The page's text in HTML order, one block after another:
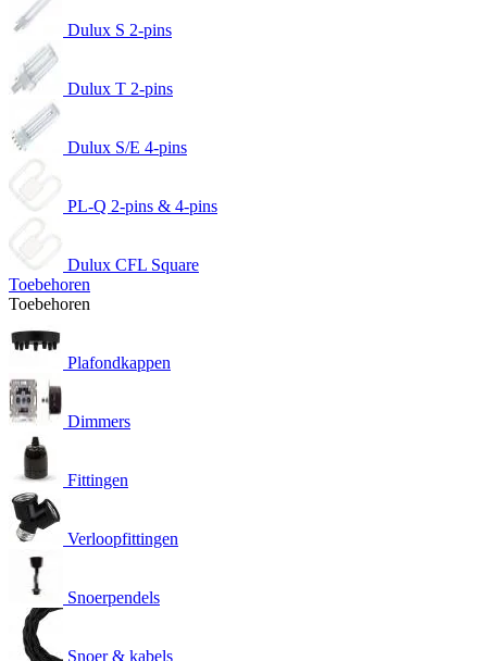
Dulux S 2-pins
Dulux T 2-pins
Dulux S/E 4-pins
PL-Q 2-pins & 4-pins
Dulux CFL Square
Toebehoren
Toebehoren
Plafondkappen
Dimmers
Fittingen
Verloopfittingen
Snoerpendels
Snoer & kabels